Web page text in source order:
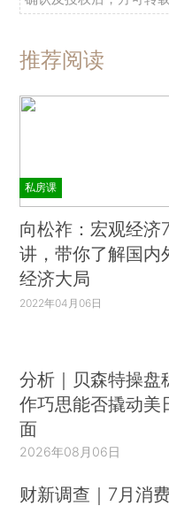
推荐阅读
私房课
向松祚：宏观经济
讲，带你了解国内
经济大局
2022年04月06日
分析｜贝森特操盘
作巧思能否撬动美
面
2026年08月06日
财新调查｜7月消